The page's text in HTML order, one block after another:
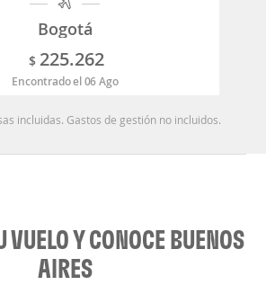
Bogotá
$ 225.262
Encontrado el 06 Ago
incluidas. Gastos de gestión no incluidos.
VUELO Y CONOCE BUENOS
AIRES